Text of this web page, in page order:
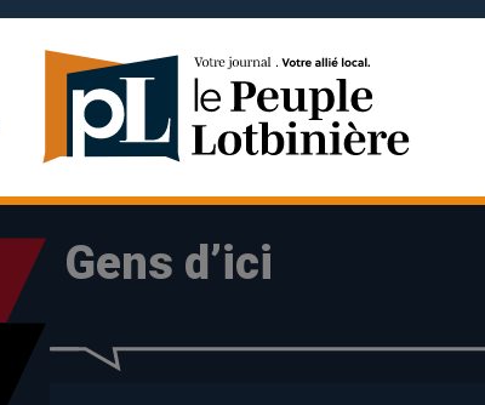
Gens d’ici